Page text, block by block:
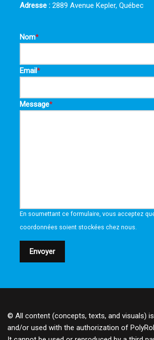
Adresse : 2889 Avenue Kepler, Québec
Nom*
Email*
Message*
En soumettant ce formulaire, vous acceptez
coordonnées soient stockées chez nous.
Envoyer
© All content (concepts, texts, and visuals)
and/or used with the authorization of